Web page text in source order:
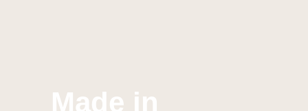
Made in